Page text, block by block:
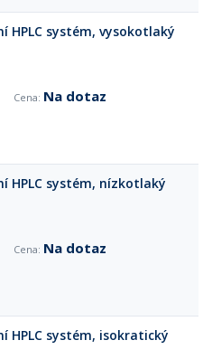
HPLC systém, vysokotlaký
Na dotaz
HPLC systém, nízkotlaký
Na dotaz
HPLC systém, isokratický